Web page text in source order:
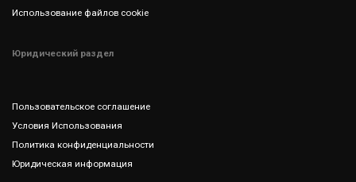
Использование файлов cookie
Юридический раздел
Пользовательское соглашение
Условия Использования
Политика конфиденциальности
Юридическая информация